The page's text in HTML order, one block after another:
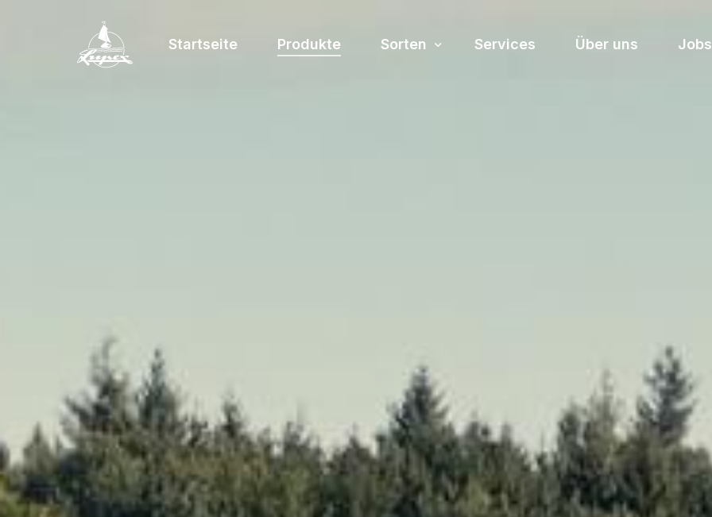
Startseite Produkte Sorten Services Über uns Jobs